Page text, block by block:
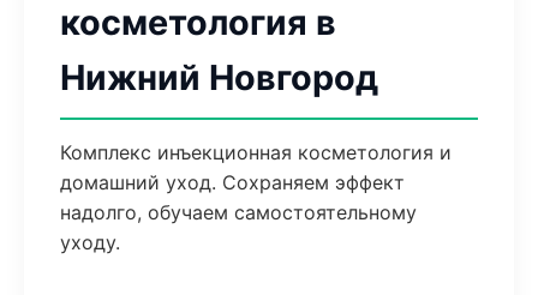
косметология в
Нижний Новгород
Комплекс инъекционная косметология и
домашний уход. Сохраняем эффект
надолго, обучаем самостоятельному
уходу.